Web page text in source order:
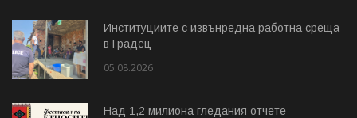
Институциите с извънредна работна среща
в Градец
05.08.2026
Над 1,2 милиона гледания отчете